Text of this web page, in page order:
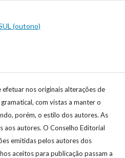
(outono)
nos originais alterações de
com vistas a manter o
porém, o estilo dos autores. As
aos autores. O Conselho Editorial
emitidas pelos autores dos
aceitos para publicação passam a